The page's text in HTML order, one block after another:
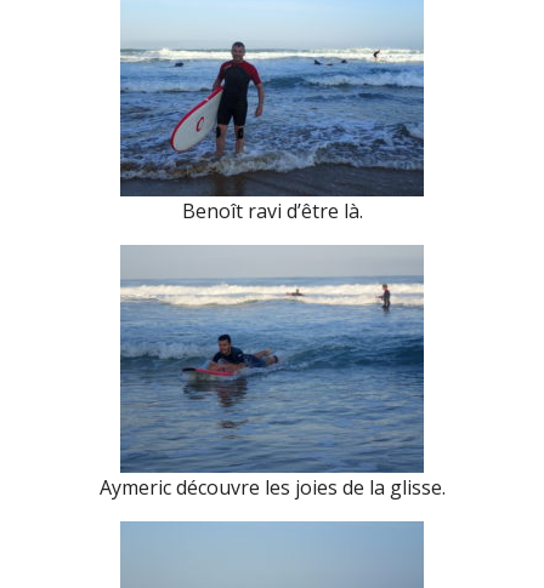
Benoît ravi d’être là.
Aymeric découvre les joies de la glisse.